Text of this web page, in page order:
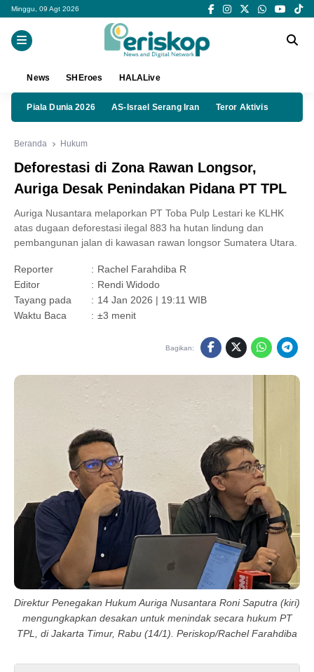
Minggu, 09 Agt 2026
News SHEroes HALALive
Piala Dunia 2026 AS-Israel Serang Iran Teror Aktivis
Beranda Hukum
Deforestasi di Zona Rawan Longsor,
Auriga Desak Penindakan Pidana PT TPL
Auriga Nusantara melaporkan PT Toba Pulp Lestari ke KLHK
atas dugaan deforestasi ilegal 883 ha hutan lindung dan
pembangunan jalan di kawasan rawan longsor Sumatera Utara.
Reporter : Rachel Farahdiba R
Editor
: Rendi Widodo
Tayang pada
: 14 Jan 2026 | 19:11 WIB
Waktu Baca
: ±3 menit
Bagikan:
Direktur Penegakan Hukum Auriga Nusantara Roni Saputra (kiri)
mengungkapkan desakan untuk menindak secara hukum PT
TPL, di Jakarta Timur, Rabu (14/1). Periskop/Rachel Farahdiba